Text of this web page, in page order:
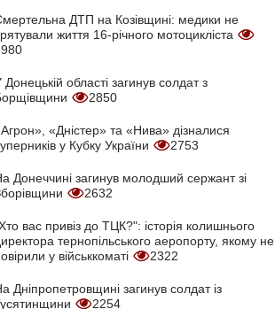
ДТП на Козівщині: медики не
життя 16-річного мотоцикліста
Донецькій області загинув солдат з
2850
«Дністер» та «Нива» дізналися
у Кубку України
2753
Донеччині загинув молодший сержант зі
2632
вас привіз до ТЦК?": історія колишнього
тернопільського аеропорту, якому не
у військкоматі
2322
Дніпропетровщині загинув солдат із
2254